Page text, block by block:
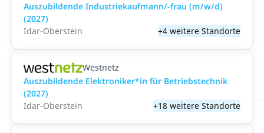
Auszubildende Industriekaufmann/-frau (m/w/d)
(2027)
Idar-Oberstein
+4 weitere Standorte
Westnetz
Auszubildende Elektroniker*in für Betriebstechnik
(2027)
Idar-Oberstein
+18 weitere Standorte